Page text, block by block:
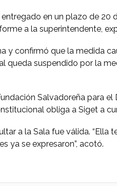
en un plazo de
a la superintendente,
y confirmó que la medida
suspendido por la
Salvadoreña para
obliga a Siget a
a la Sala fue válida.
ya se expresaron”, acotó.